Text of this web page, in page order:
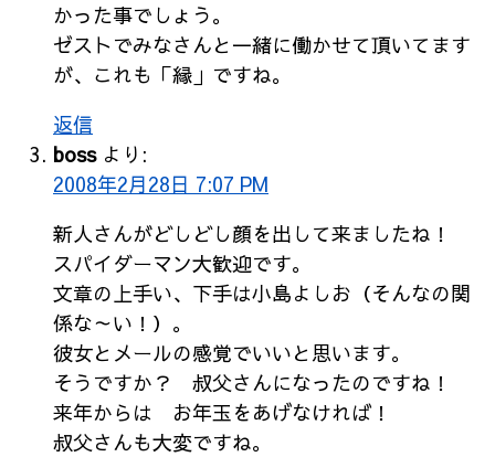
かった事でしょう。
ゼストでみなさんと一緒に働かせて頂いてます
が、これも「縁」ですね。
返信
boss より:
2008年2月28日 7:07 PM
新人さんがどしどし顔を出して来ましたね！
スパイダーマン大歓迎です。
文章の上手い、下手は小島よしお（そんなの関
係な～い！）。
彼女とメールの感覚でいいと思います。
そうですか？ 叔父さんになったのですね！
来年からは お年玉をあげなければ！
叔父さんも大変ですね。